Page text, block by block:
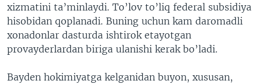
xizmatini ta’minlaydi. To’lov to’liq federal subsidiya
hisobidan qoplanadi. Buning uchun kam daromadli
xonadonlar dasturda ishtirok etayotgan
provayderlardan biriga ulanishi kerak bo’ladi.
Bayden hokimiyatga kelganidan buyon, xususan,